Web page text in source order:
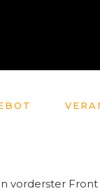
vorderster